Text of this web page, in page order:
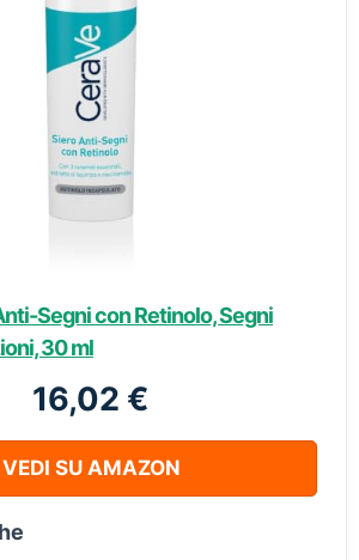
Segni con Retinolo, Segni
30 ml
16,02 €
VEDI SU AMAZON